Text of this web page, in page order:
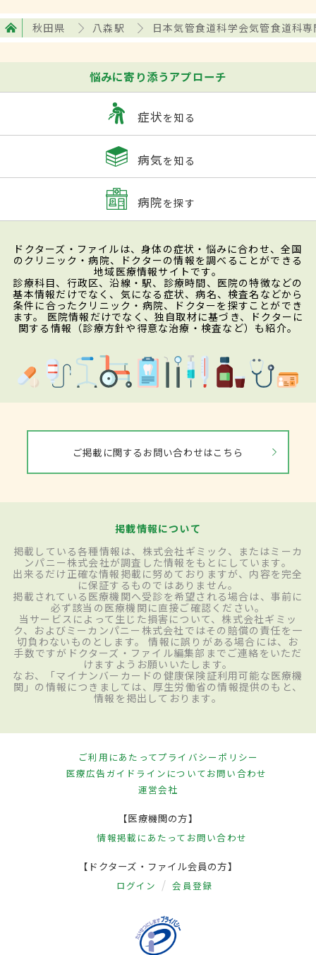
秋田県 八森駅 日本気管食道科学会気管食道科
悩みに寄り添うアプローチ
症状を知る
病気を知る
病院を探す
ドクターズ・ファイルは、身体の症状・悩みに合わせ、全国
のクリニック・病院、ドクターの情報を調べることができる
地域医療情報サイトです。
診療科目、行政区、沿線・駅、診療時間、医院の特徴などの
基本情報だけでなく、気になる症状、病名、検査名などから
条件に合ったクリニック・病院、ドクターを探すことができ
ます。 医院情報だけでなく、独自取材に基づき、ドクターに
関する情報（診療方針や得意な治療・検査など）も紹介。
ご掲載に関するお問い合わせはこちら
掲載情報について
掲載している各種情報は、株式会社ギミック、またはミーカ
ンパニー株式会社が調査した情報をもとにしています。
出来るだけ正確な情報掲載に努めておりますが、内容を完全
に保証するものではありません。
掲載されている医療機関へ受診を希望される場合は、事前に
必ず該当の医療機関に直接ご確認ください。
当サービスによって生じた損害について、株式会社ギミッ
ク、およびミーカンパニー株式会社ではその賠償の責任を一
切負わないものとします。 情報に誤りがある場合には、お
手数ですがドクターズ・ファイル編集部までご連絡をいただ
けますようお願いいたします。
なお、「マイナンバーカードの健康保険証利用可能な医療機
関」の情報につきましては、厚生労働省の情報提供のもと、
情報を掲出しております。
ご利用にあたってプライバシーポリシー
医療広告ガイドラインについてお問い合わせ
運営会社
【医療機関の方】
情報掲載にあたって お問い合わせ
【ドクターズ・ファイル会員の方】
ログイン 会員登録